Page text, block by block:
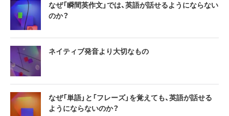
なぜ「瞬間英作文」では、英語が話せるようにならない
のか？
ネイティブ発音より大切なもの
なぜ「単語」と「フレーズ」を覚えても、英語が話せる
ようにならないのか？